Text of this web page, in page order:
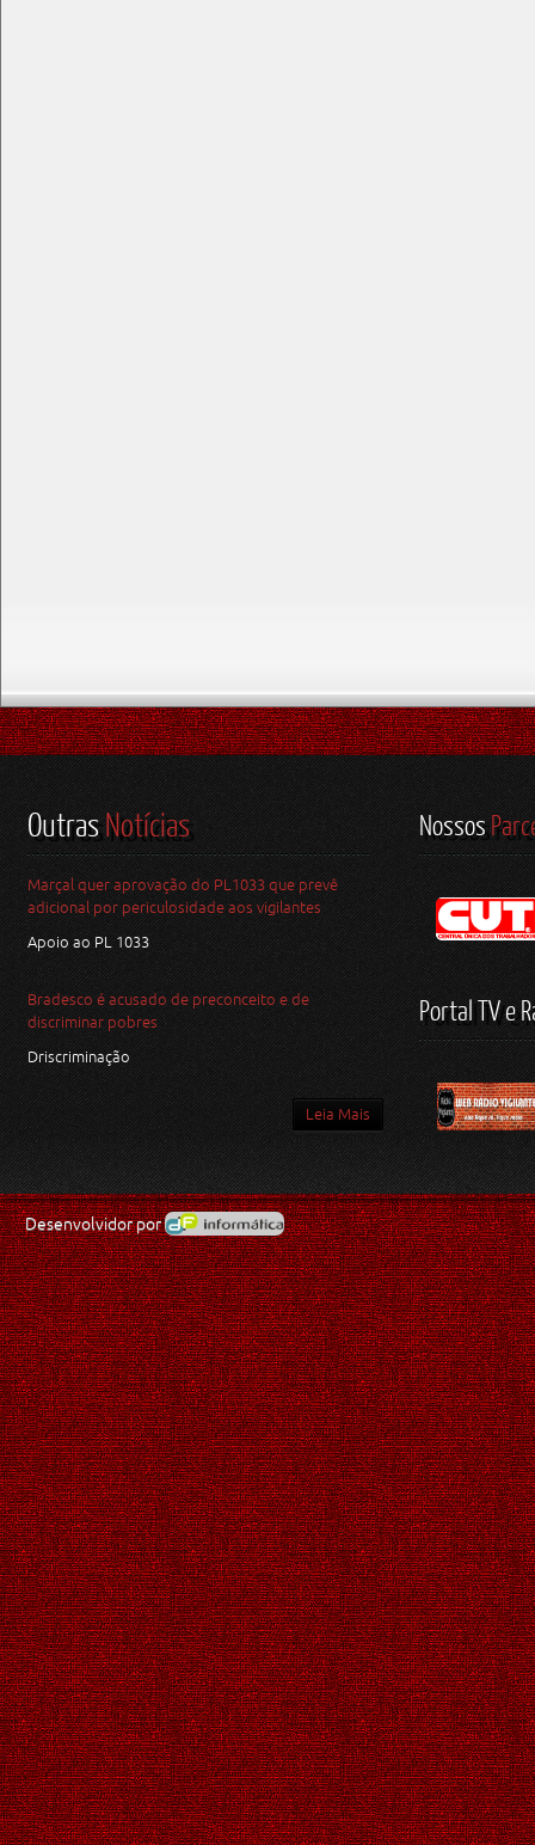
OutrasNotícias
Marçal quer aprovação do PL1033 que prevê
adicional por periculosidade aos vigilantes
Apoio ao PL 1033
Bradesco é acusado de preconceito e de
discriminar pobres
Driscriminação
Leia Mais
Nossos
Portal TV e
Desenvolvidor por